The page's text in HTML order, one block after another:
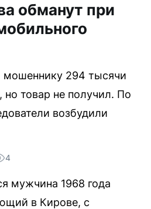
обманут при
мошеннику 294 тысячи
но товар не получил. По
возбудили
4
мужчина 1968 года
в Кирове, с